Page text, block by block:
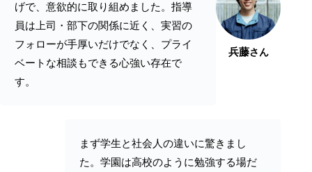
兵藤さん
げで、意欲的に取り組めました。指導
員は上司・部下の関係に近く、実習の
フォローが手厚いだけでなく、プライ
ベートな相談もできる心強い存在で
す。
まず学生と社会人の違いに驚きまし
た。学園は高校のように勉強する場だ